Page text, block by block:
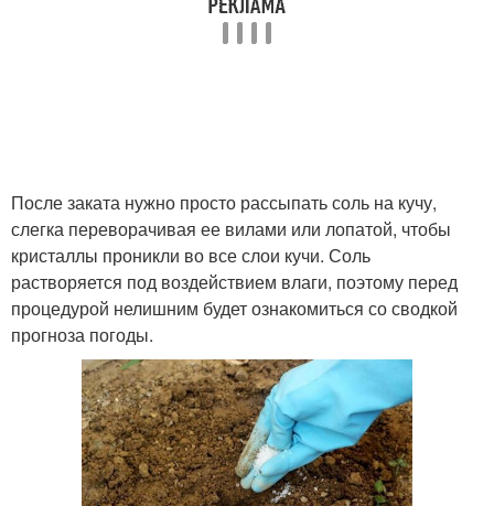
После заката нужно просто рассыпать соль на кучу,
слегка переворачивая ее вилами или лопатой, чтобы
кристаллы проникли во все слои кучи. Соль
растворяется под воздействием влаги, поэтому перед
процедурой нелишним будет ознакомиться со сводкой
прогноза погоды.